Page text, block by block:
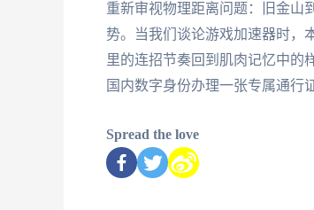
重新审视物理距离问题：旧金山
势。当我们谈论游戏加速器时，
里的连招节奏回到肌肉记忆中的
国内数字身份办理一张专属通行
Spread the love